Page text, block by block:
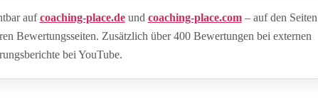
aufcoaching-place.deund coaching-place.com– auf den Seiten
Bewertungsseiten. Zusätzlich über 400 Bewertungen bei externen
bei YouTube.